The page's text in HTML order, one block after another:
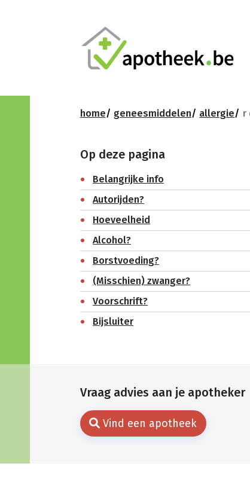
home geneesmiddelen allergie r
Vraag advies aan je apotheker
Vind een apotheek
Op deze pagina
Belangrijke info
Autorijden?
Hoeveelheid
Alcohol?
Borstvoeding?
(Misschien) zwanger?
Voorschrift?
Bijsluiter